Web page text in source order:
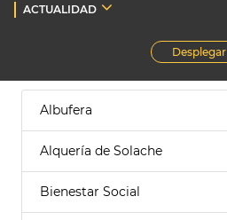
ACTUALIDAD
Desplegar
Albufera
Alquería de Solache
Bienestar Social